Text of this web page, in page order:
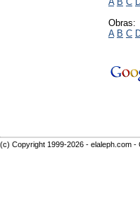
Obras:
A B C
(c) Copyright 1999-2026 - elaleph.com -